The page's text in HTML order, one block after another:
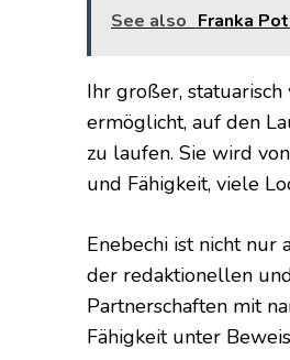
See also Franka
Ihr großer,
ermöglicht, auf den
zu laufen. Sie wird
und Fähigkeit, viele
Enebechi ist nicht nur
der redaktionellen
Partnerschaften mit
Fähigkeit unter